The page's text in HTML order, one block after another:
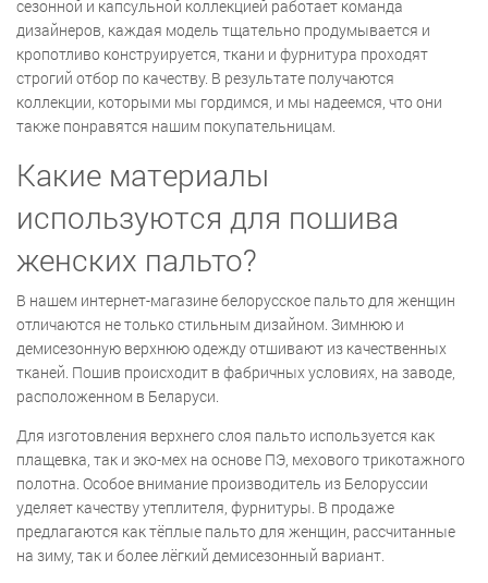
сезонной и капсульной коллекцией работает команда
дизайнеров, каждая модель тщательно продумывается и
кропотливо конструируется, ткани и фурнитура проходят
строгий отбор по качеству. В результате получаются
коллекции, которыми мы гордимся, и мы надеемся, что они
также понравятся нашим покупательницам.
Какие материалы
используются для пошива
женских пальто?
В нашем интернет-магазине белорусское пальто для женщин
отличаются не только стильным дизайном. Зимнюю и
демисезонную верхнюю одежду отшивают из качественных
тканей. Пошив происходит в фабричных условиях, на заводе,
расположенном в Беларуси.
Для изготовления верхнего слоя пальто используется как
плащевка, так и эко-мех на основе ПЭ, мехового трикотажного
полотна. Особое внимание производитель из Белоруссии
уделяет качеству утеплителя, фурнитуры. В продаже
предлагаются как тёплые пальто для женщин, рассчитанные
на зиму, так и более лёгкий демисезонный вариант.